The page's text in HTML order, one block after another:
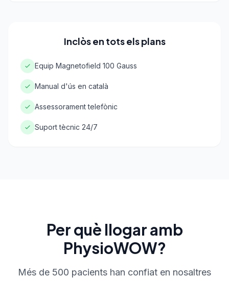
Inclòs en tots els plans
Equip Magnetofield 100 Gauss
Manual d'ús en català
Assessorament telefònic
Suport tècnic 24/7
Per què llogar amb
PhysioWOW?
Més de 500 pacients han confiat en nosaltres